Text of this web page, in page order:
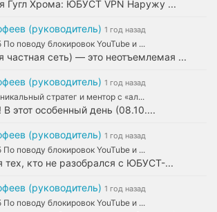
Гугл Хрома: ЮБУСТ VPN Наружу ...
(руководитель) 1 год назад
поводу блокировок YouTube и ...
частная сеть) — это неотъемлемая ...
(руководитель) 1 год назад
стратег и ментор с «ал...
этот особенный день (08.10....
(руководитель) 1 год назад
поводу блокировок YouTube и ...
тех, кто не разобрался с ЮБУСТ-...
(руководитель) 1 год назад
поводу блокировок YouTube и ...